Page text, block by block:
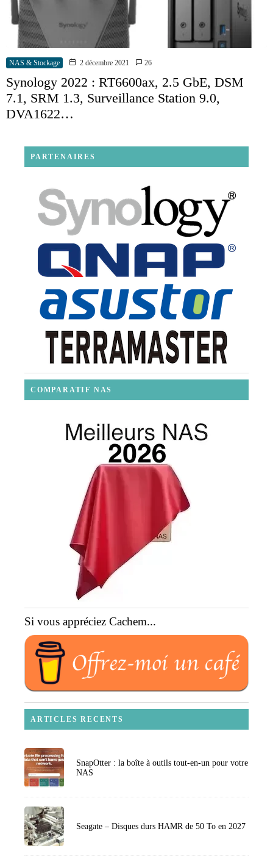
NAS & Stockage 2 décembre 2021 26
Synology 2022 : RT6600ax, 2.5 GbE, DSM
7.1, SRM 1.3, Surveillance Station 9.0,
DVA1622…
PARTENAIRES
COMPARATIF NAS
Si vous appréciez Cachem...
ARTICLES RECENTS
SnapOtter : la boîte à outils tout-en-un pour votre
NAS
Seagate – Disques durs HAMR de 50 To en 2027